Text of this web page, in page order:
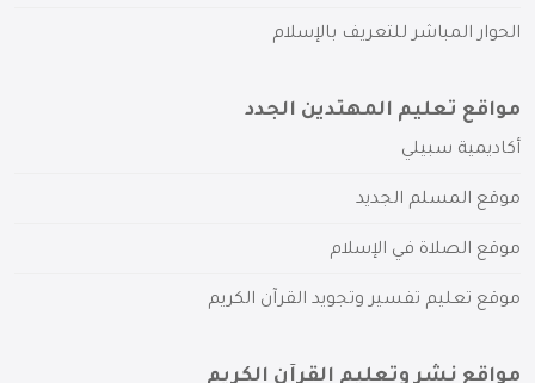
الحوار المباشر للتعريف بالإسلام
مواقع تعليم المهتدين الجدد
أكاديمية سبيلي
موقع المسلم الجديد
موقع الصلاة في الإسلام
موقع تعليم تفسير وتجويد القرآن الكريم
مواقع نشر وتعليم القرآن الكريم